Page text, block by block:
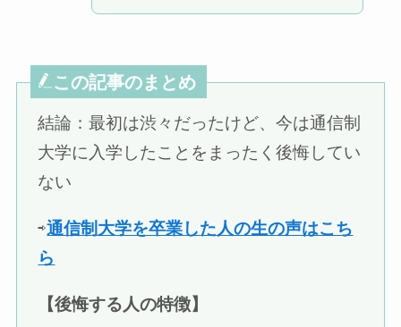
この記事のまとめ
結論：最初は渋々だったけど、今は通信制
大学に入学したことをまったく後悔してい
ない
⇨通信制大学を卒業した人の生の声はこち
ら
【後悔する人の特徴】